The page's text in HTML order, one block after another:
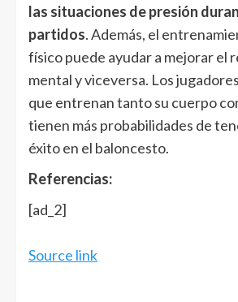
las situaciones de presión
partidos. Además, el
físico puede ayudar a mejorar el
mental y viceversa. Los jugadores
que entrenan tanto su cuerpo
tienen más probabilidades de
éxito en el baloncesto.
Referencias:
[ad_2]
Source link